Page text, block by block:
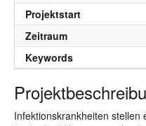
Projektstart
Zeitraum
Keywords
Infektionskrankheiten stellen